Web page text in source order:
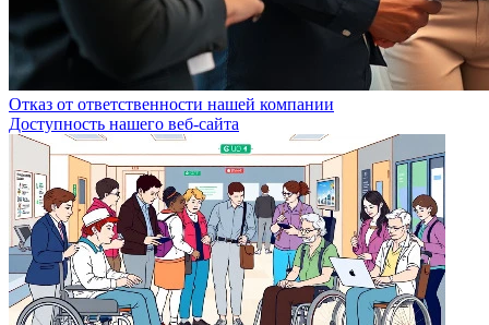
Отказ от ответственности нашей компании
Доступность нашего веб-сайта